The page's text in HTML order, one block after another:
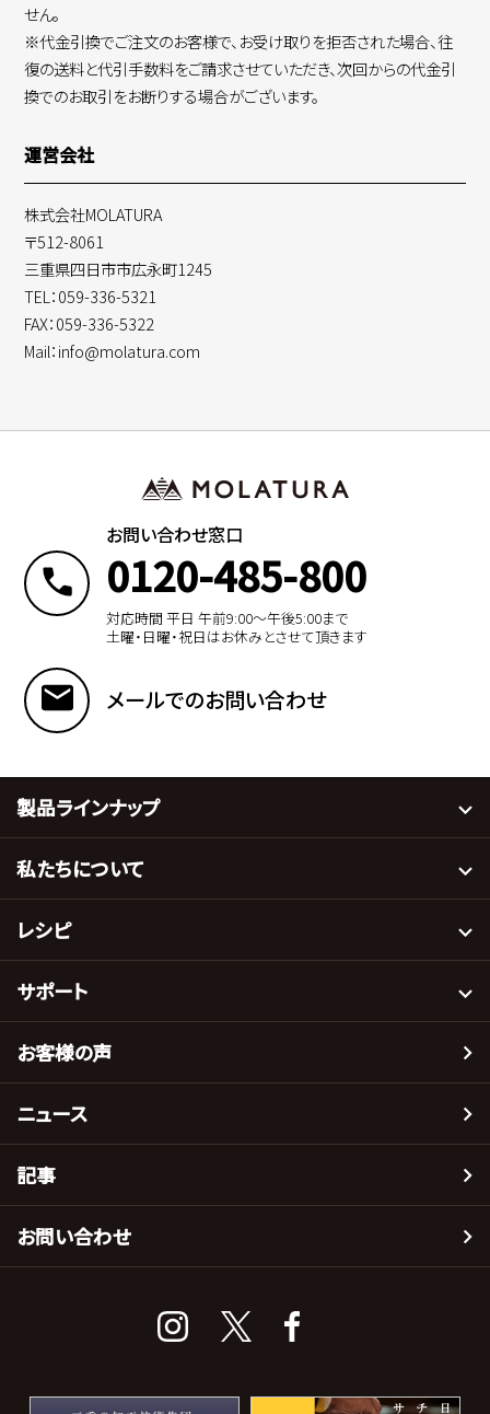
せん。
※代金引換でご注文のお客様で、お受け取りを拒否された場合、往
復の送料と代引手数料をご請求させていただき、次回からの代金引
換でのお取引をお断りする場合がございます。
運営会社
株式会社MOLATURA
〒512-8061
三重県四日市市広永町1245
TEL：059-336-5321
FAX：059-336-5322
Mail：info@molatura.com
お問い合わせ窓口
0120-485-800
対応時間 平日 午前9:00〜午後5:00まで
土曜・日曜・祝日はお休みとさせて頂きます
メールでのお問い合わせ
製品ラインナップ
私たちについて
レシピ
サポート
お客様の声
ニュース
記事
お問い合わせ